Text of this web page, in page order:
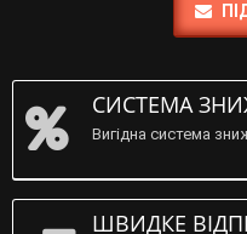
СИСТЕМА
Вигідна система
ШВИДКЕ